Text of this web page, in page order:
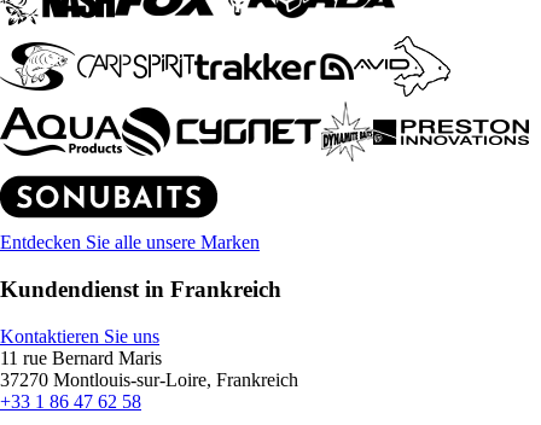
Entdecken Sie alle unsere Marken
Kundendienst in Frankreich
Kontaktieren Sie uns
11 rue Bernard Maris
37270 Montlouis-sur-Loire, Frankreich
+33 1 86 47 62 58